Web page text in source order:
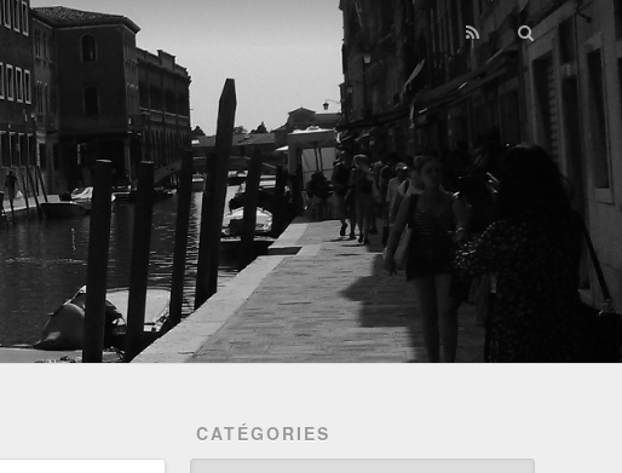
CATÉGORIES